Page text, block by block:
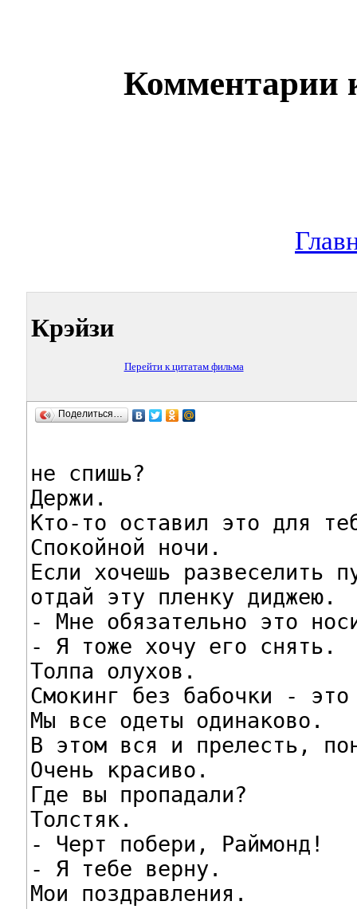
Комментарии
Крэйзи
Перейти к цитатам фильма
Поделиться…
не спишь?
Держи.
Кто-то оставил это для
Спокойной ночи.
Если хочешь развеселить
отдай эту пленку диджею.
- Мне обязательно это
- Я тоже хочу его снять.
Толпа олухов.
Смокинг без бабочки -
Мы все одеты одинаково.
В этом вся и прелесть,
Очень красиво.
Где вы пропадали?
Толстяк.
- Черт побери, Раймонд!
- Я тебе верну.
Мои поздравления.